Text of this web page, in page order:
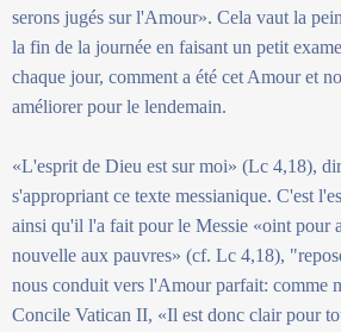
serons jugés sur l'Amour». Cela vaut la
la fin de la journée en faisant un petit
chaque jour, comment a été cet Amour et
améliorer pour le lendemain.
«L'esprit de Dieu est sur moi» (Lc 4,18),
s'appropriant ce texte messianique. C'est
ainsi qu'il l'a fait pour le Messie «oint pour
nouvelle aux pauvres» (cf. Lc 4,18),
nous conduit vers l'Amour parfait: comme
Concile Vatican II, «Il est donc clair pour